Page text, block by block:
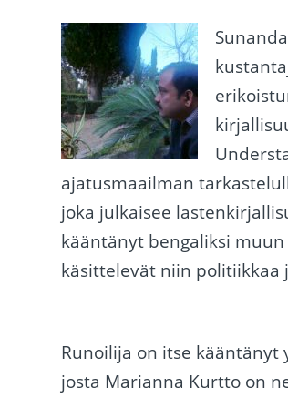
ajatusmaailman
joka julkaisee
kääntänyt bengaliksi
käsittelevät niin politiikkaa
Runoilija on itse
josta Marianna Kurtto on